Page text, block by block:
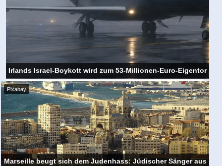
Irlands Israel-Boykott wird zum 53-Millionen-Euro-Eigentor
Pixabay
Marseille beugt sich dem Judenhass: Jüdischer Sänger aus